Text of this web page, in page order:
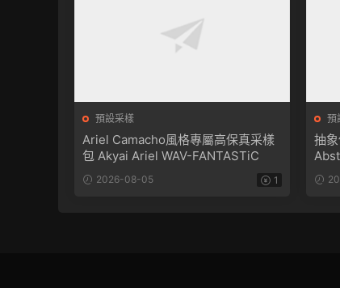
預設采樣
Ariel Camacho風格專屬高保真采樣
包 Akyai Ariel WAV-FANTASTiC
2026-08-05 1
預
抽